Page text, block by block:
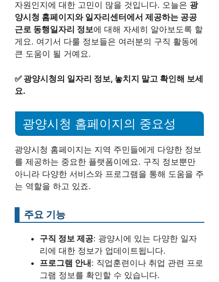
자원인지에 대한 고민이 많을 것입니다. 오늘은 광
양시청 홈페이지와 일자리센터에서 제공하는 공공
근로 동행일자리 정보에 대해 자세히 알아보도록 할
게요. 여기서 다룰 정보들은 여러분의 구직 활동에
큰 도움이 될 거예요.
✅ 광양시청의 일자리 정보, 놓치지 말고 확인해 보세
요.
광양시청 홈페이지의 중요성
광양시청 홈페이지는 지역 주민들에게 다양한 정보
를 제공하는 중요한 플랫폼이에요. 구직 정보뿐만
아니라 다양한 서비스와 프로그램을 통해 도움을 주
는 역할을 하고 있죠.
주요 기능
구직 정보 제공: 광양시에 있는 다양한 일자
리에 대한 정보가 업데이트됩니다.
프로그램 안내 : 직업훈련이나 취업 관련 프로
그램 정보를 확인할 수 있습니다.